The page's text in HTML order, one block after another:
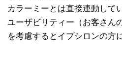
カラーミーとは直接連動して
ユーザビリティー（お客さん
を考慮するとイプシロンの方